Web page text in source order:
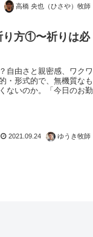
高橋 央也（ひさや）牧師
り方①〜祈りは必
自由さと親密感、ワクワ
・形式的で、無機質なも
ないのか。「今日のお勤
2021.09.24 ゆうき牧師